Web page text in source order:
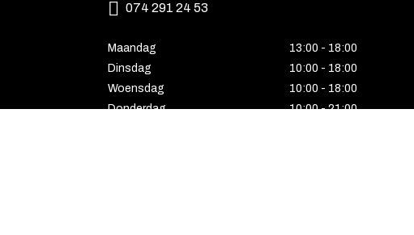
074 291 24 53
Maandag
13:00 - 18:00
Dinsdag
10:00 - 18:00
Woensdag
10:00 - 18:00
Donderdag
10:00 - 21:00